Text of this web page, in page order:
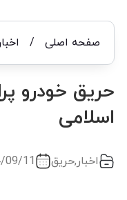
صفحه اصلی/ اخبار
حریق خودرو
اسلامی
اخبار,حریق 09/11